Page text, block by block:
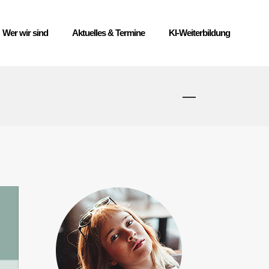
Wer wir sind Aktuelles & Termine KI-Weiterbildung